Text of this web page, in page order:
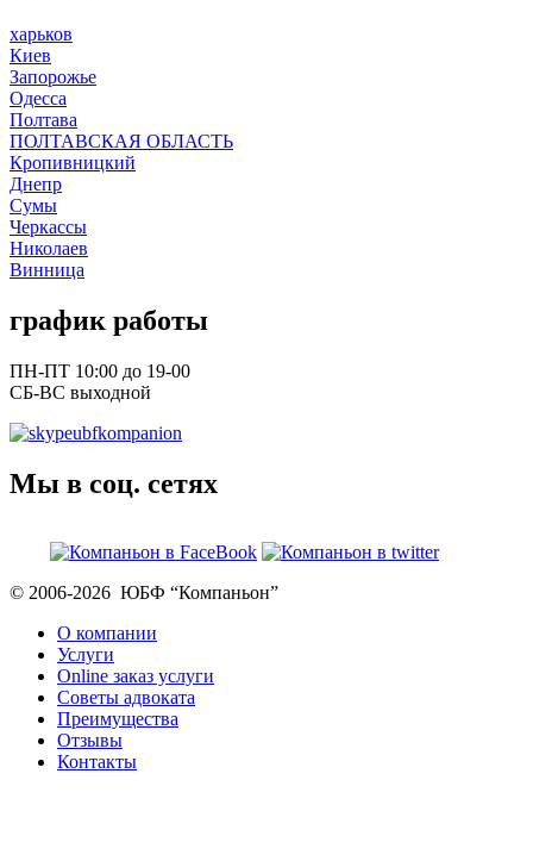
харьков
Киев
Запорожье
Одесса
Полтава
ПОЛТАВСКАЯ ОБЛАСТЬ
Кропивницкий
Днепр
Сумы
Черкассы
Николаев
Винница
график работы
ПН-ПТ 10:00 до 19-00
СБ-ВС выходной
ubfkompanion
Мы в соц. сетях
© 2006-2026 ЮБФ “Компаньон”
О компании
Услуги
Online заказ услуги
Советы адвоката
Преимущества
Отзывы
Контакты